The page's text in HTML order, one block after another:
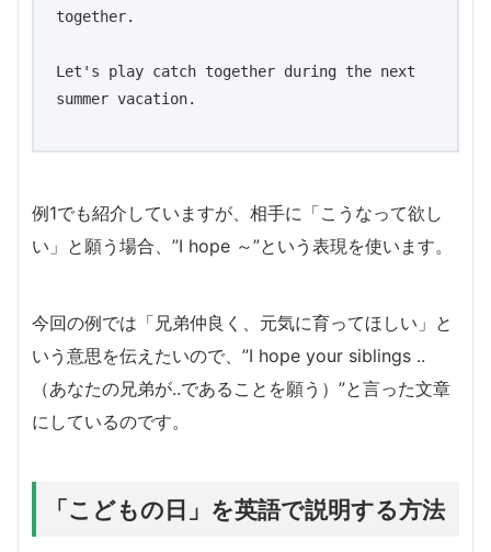
together.
Let's play catch together during the next
summer vacation.
例1でも紹介していますが、相手に「こうなって欲し
い」と願う場合、”I hope ～”という表現を使います。
今回の例では「兄弟仲良く、元気に育ってほしい」と
いう意思を伝えたいので、”I hope your siblings ..
（あなたの兄弟が..であることを願う）”と言った文章
にしているのです。
「こどもの日」を英語で説明する方法